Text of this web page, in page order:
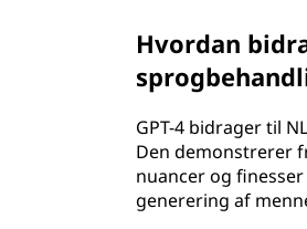
Hvordan
GPT-4 bidrager til
Den demonstrerer
nuancer og
generering af